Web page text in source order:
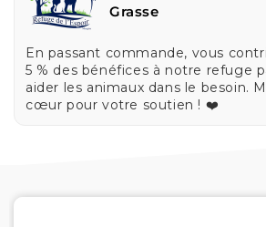
Grasse
En passant commande, vous
5 % des bénéfices à notre refuge
aider les animaux dans le besoin.
cœur pour votre soutien ! ❤️